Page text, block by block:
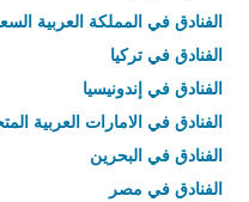
الفنادق في المملكة العربية
الفنادق في تركيا
الفنادق في إندونيسيا
الفنادق في الامارات العربية
الفنادق في البحرين
الفنادق في مصر